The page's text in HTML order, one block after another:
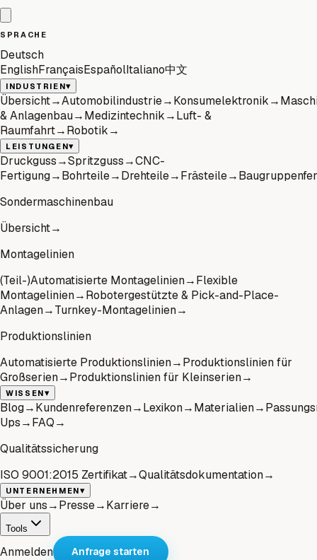
SPRACHE
Deutsch
EnglishFrançaisEspañolItaliano中文
INDUSTRIEN▾
Übersicht→Automobilindustrie→Konsumelektronik→
& Anlagenbau→Medizintechnik→Luft- &
Raumfahrt→Robotik→
LEISTUNGEN▾
Druckguss→Spritzguss→CNC-
Fertigung→Bohrteile→Drehteile→Frästeile→
Sondermaschinenbau
Übersicht→
Montagelinien
(Teil-)Automatisierte Montagelinien→Flexible
Montagelinien→Robotergestützte & Pick-and-Place-
Anlagen→Turnkey-Montagelinien→
Produktionslinien
Automatisierte Produktionslinien→Produktionslinien für
Großserien→Produktionslinien für Kleinserien→
WISSEN▾
Blog→Kundenreferenzen→Lexikon→Materialien→
Ups→FAQ→
Qualitätssicherung
ISO 9001:2015 Zertifikat→Qualitätsdokumentation→
UNTERNEHMEN▾
Über uns→Presse→Karriere→
Tools
Anmelden Anfrage starten